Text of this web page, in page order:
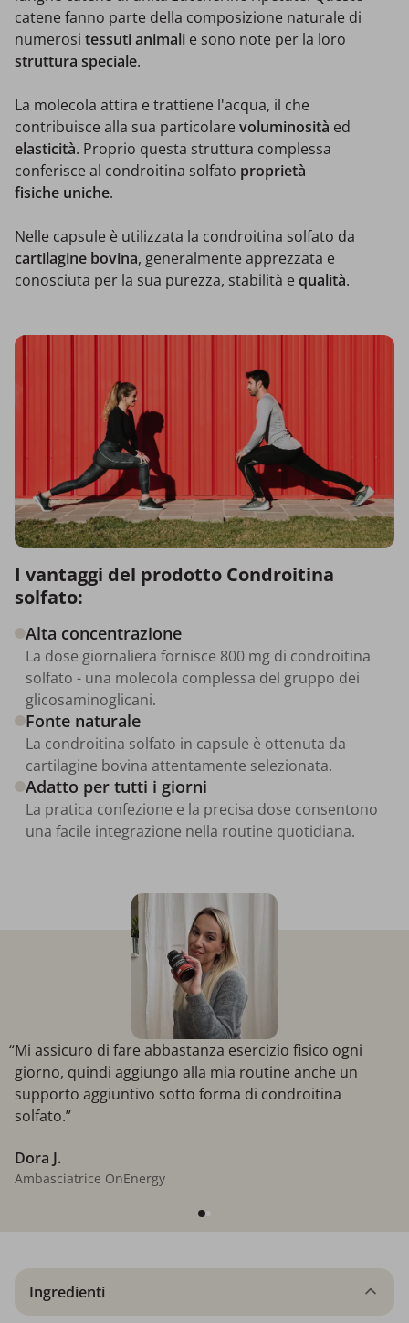
catene fanno parte della composizione naturale di
numerosi tessuti animali e sono note per la loro
struttura speciale.
La molecola attira e trattiene l'acqua, il che
contribuisce alla sua particolare voluminosità ed
elasticità. Proprio questa struttura complessa
conferisce al condroitina solfato proprietà
fisiche uniche.
Nelle capsule è utilizzata la condroitina solfato da
cartilagine bovina, generalmente apprezzata e
conosciuta per la sua purezza, stabilità e qualità.
I vantaggi del prodotto Condroitina
solfato:
Alta concentrazione
La dose giornaliera fornisce 800 mg di condroitina
solfato - una molecola complessa del gruppo dei
glicosaminoglicani.
Fonte naturale
La condroitina solfato in capsule è ottenuta da
cartilagine bovina attentamente selezionata.
Adatto per tutti i giorni
La pratica confezione e la precisa dose consentono
una facile integrazione nella routine quotidiana.
“Mi assicuro di fare abbastanza esercizio fisico ogni
giorno, quindi aggiungo alla mia routine anche un
supporto aggiuntivo sotto forma di condroitina
solfato.”
Dora J.
Ambasciatrice OnEnergy
Ingredienti